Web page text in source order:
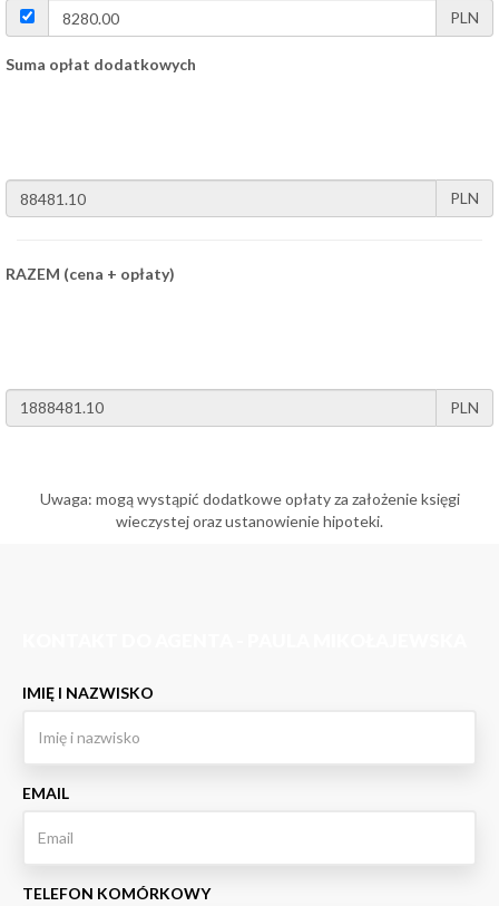
PLN
Suma opłat dodatkowych
PLN
RAZEM (cena + opłaty)
PLN
Uwaga: mogą wystąpić dodatkowe opłaty za założenie księgi
wieczystej oraz ustanowienie hipoteki.
IMIĘ I NAZWISKO
EMAIL
TELEFON KOMÓRKOWY